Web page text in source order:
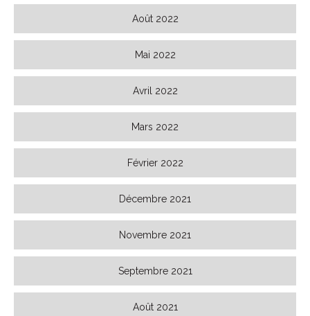
Août 2022
Mai 2022
Avril 2022
Mars 2022
Février 2022
Décembre 2021
Novembre 2021
Septembre 2021
Août 2021